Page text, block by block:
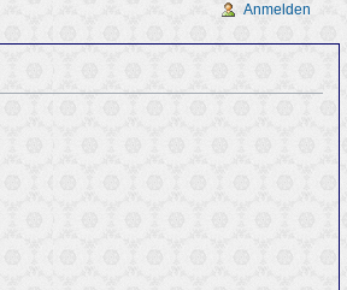
Anmelden